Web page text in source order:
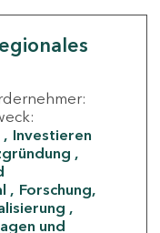
Investieren
Forschung,
und